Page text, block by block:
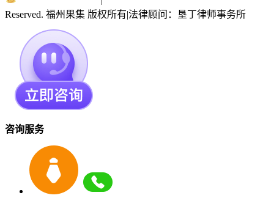
Reserved. 福州果集 版权所有|法律顾问：垦丁律师事务所
咨询服务